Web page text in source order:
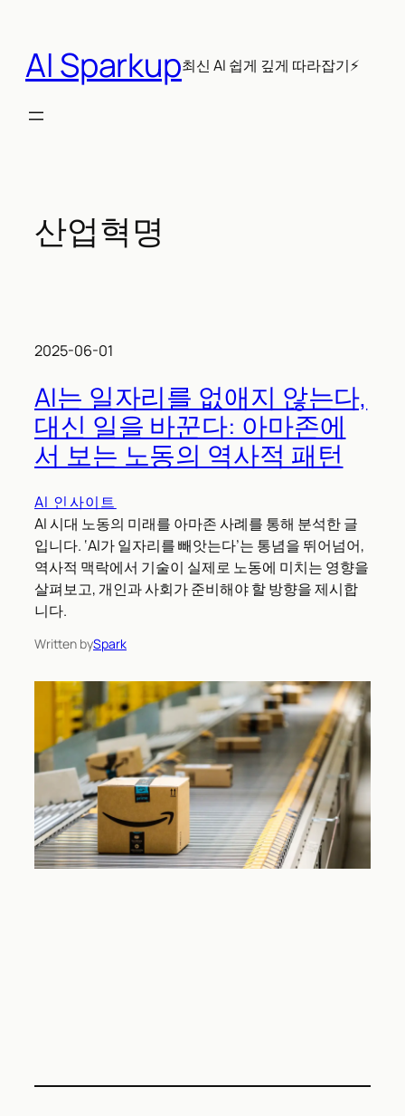
AI Sparkup최신 AI 쉽게 깊게 따라잡기⚡
산업혁명
2025-06-01
AI는 일자리를 없애지 않는다,
대신 일을 바꾼다: 아마존에
서 보는 노동의 역사적 패턴
AI 인사이트
AI 시대 노동의 미래를 아마존 사례를 통해 분석한 글
입니다. ‘AI가 일자리를 빼앗는다’는 통념을 뛰어넘어,
역사적 맥락에서 기술이 실제로 노동에 미치는 영향을
살펴보고, 개인과 사회가 준비해야 할 방향을 제시합
니다.
Written bySpark